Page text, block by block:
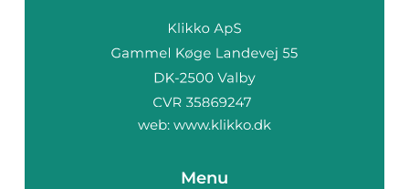
web: www.klikko.dk
Menu